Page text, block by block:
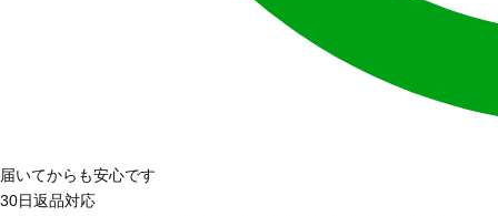
届いてからも安心です
30日返品対応